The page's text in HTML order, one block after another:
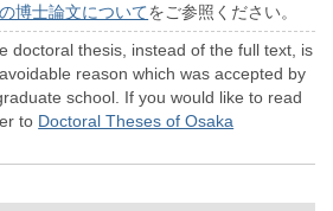
博士論文についてをご参照ください。
doctoral thesis, instead of the full text, is
reason which was accepted by
school. If you would like to read
to Doctoral Theses of Osaka